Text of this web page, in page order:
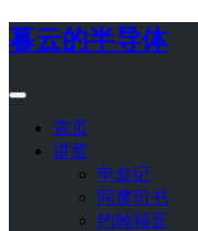
暮云的半导体
首页
讲章
申命记
阿摩司书
约翰福音